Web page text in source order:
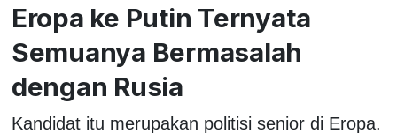
Eropa ke Putin Ternyata
Semuanya Bermasalah
dengan Rusia
Kandidat itu merupakan politisi senior di Eropa.